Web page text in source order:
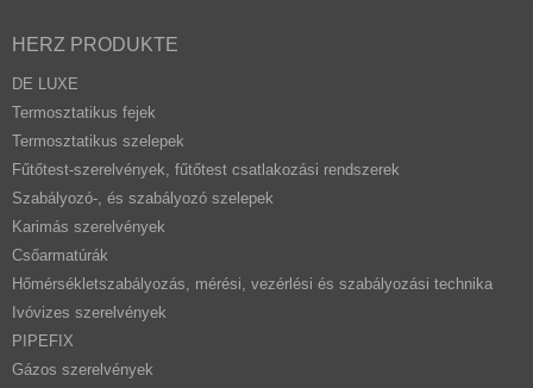
HERZ PRODUKTE
DE LUXE
Termosztatikus fejek
Termosztatikus szelepek
Fűtőtest-szerelvények, fűtőtest csatlakozási rendszerek
Szabályozó-, és szabályozó szelepek
Karimás szerelvények
Csőarmatúrák
Hőmérsékletszabályozás, mérési, vezérlési és szabályozási technika
Ivóvizes szerelvények
PIPEFIX
Gázos szerelvények